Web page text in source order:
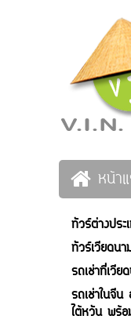
หน้า
ทัวร์ต่างปร
ทัวร์เวียดน
รถเช่าที่เวีย
รถเช่าในจีน
ไต้หวัน พร้